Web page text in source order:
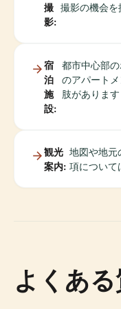
撮
影:
撮影の機会を
宿
泊
施
設:
都市中心部
のアパート
肢がありま
観光
案内:
地図や地元
項について
よくあ